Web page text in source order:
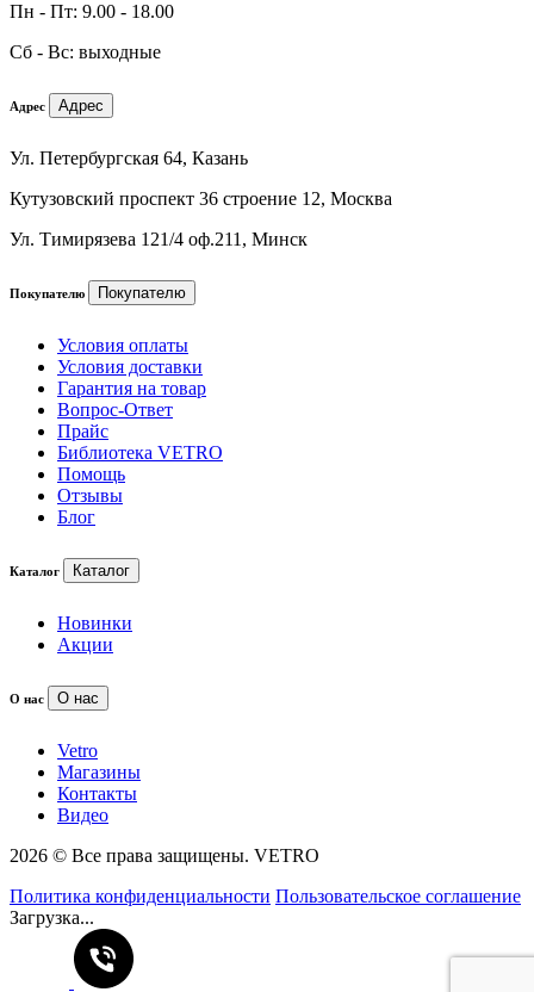
Пн - Пт: 9.00 - 18.00
Сб - Вс: выходные
Адрес Адрес
Ул. Петербургская 64, Казань
Кутузовский проспект 36 строение 12, Москва
Ул. Тимирязева 121/4 оф.211, Минск
Покупателю Покупателю
Условия оплаты
Условия доставки
Гарантия на товар
Вопрос-Ответ
Прайс
Библиотека VETRO
Помощь
Отзывы
Блог
Каталог Каталог
Новинки
Акции
О нас О нас
Vetro
Магазины
Контакты
Видео
2026 © Все права защищены. VETRO
Политика конфиденциальности Пользовательское соглашение
Загрузка...